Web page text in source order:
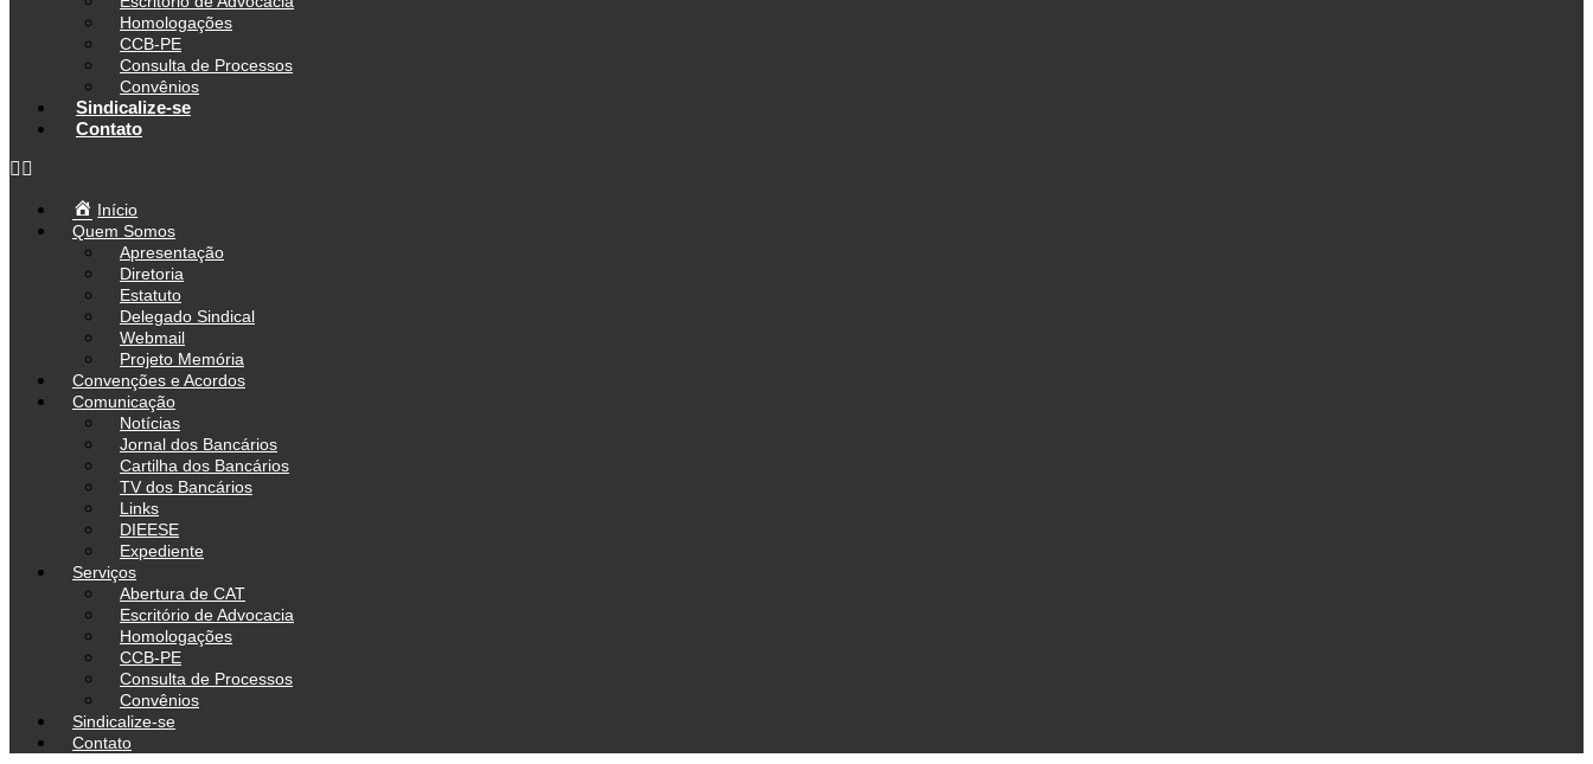
Homologações
CCB-PE
Consulta de Processos
Convênios
Sindicalize-se
Contato
Início
Quem Somos
Apresentação
Diretoria
Estatuto
Delegado Sindical
Webmail
Projeto Memória
Convenções e Acordos
Comunicação
Notícias
Jornal dos Bancários
Cartilha dos Bancários
TV dos Bancários
Links
DIEESE
Expediente
Serviços
Abertura de CAT
Escritório de Advocacia
Homologações
CCB-PE
Consulta de Processos
Convênios
Sindicalize-se
Contato